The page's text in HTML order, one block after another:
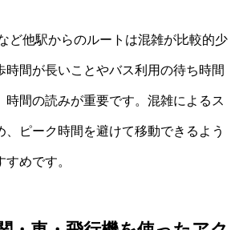
ど他駅からのルートは混雑が比較的少
時間が長いことやバス利用の待ち時間
時間の読みが重要です。混雑によるス
、ピーク時間を避けて移動できるよう
めです。